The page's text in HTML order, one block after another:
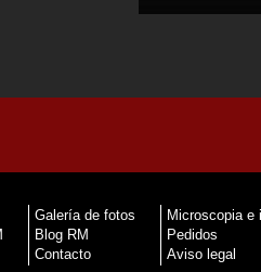
Galería de fotos
Blog RM
Contacto
Microscopia e
Pedidos
Aviso legal